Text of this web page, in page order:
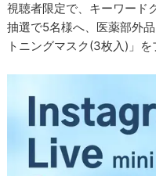
視聴者限定で、キーワード
抽選で5名様へ、医薬部外
トニングマスク(3枚入)」